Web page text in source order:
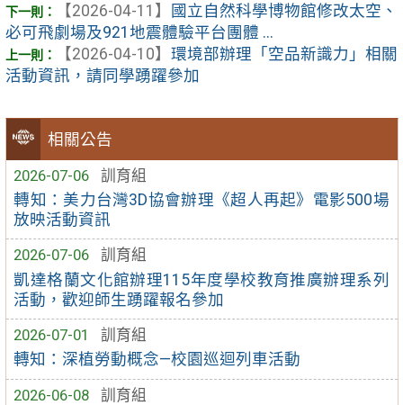
相關公告
2026-07-06
訓育組
轉知：美力台灣3D協會辦理《超人再起》電影500場
放映活動資訊
2026-07-06
訓育組
凱達格蘭文化館辦理115年度學校教育推廣辦理系列
活動，歡迎師生踴躍報名參加
2026-07-01
訓育組
轉知：深植勞動概念—校園巡迴列車活動
2026-06-08
訓育組
【2026-04-11】
國立自然科學博物館修改太空、
必可飛劇場及921地震體驗平台團體 ...
【2026-04-10】 環境部辦理「空品新識力」相關
活動資訊，請同學踴躍參加